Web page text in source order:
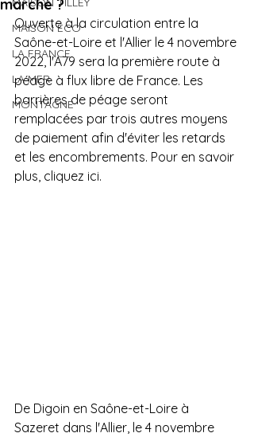
MAISON ECO
LA FRANCE
LA MER
MONTAGNE
marche ?
Ouverte à la circulation entre la
Saône-et-Loire et l'Allier le 4 novembre
2022, l'A79 sera la première route à
péage à flux libre de France. Les
barrières de péage seront
remplacées par trois autres moyens
de paiement afin d'éviter les retards
et les encombrements. Pour en savoir
plus, cliquez ici.
De Digoin en Saône-et-Loire à
Sazeret dans l'Allier, le 4 novembre